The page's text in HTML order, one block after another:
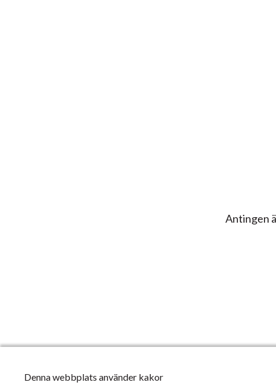
Antingen
Denna webbplats använder kakor